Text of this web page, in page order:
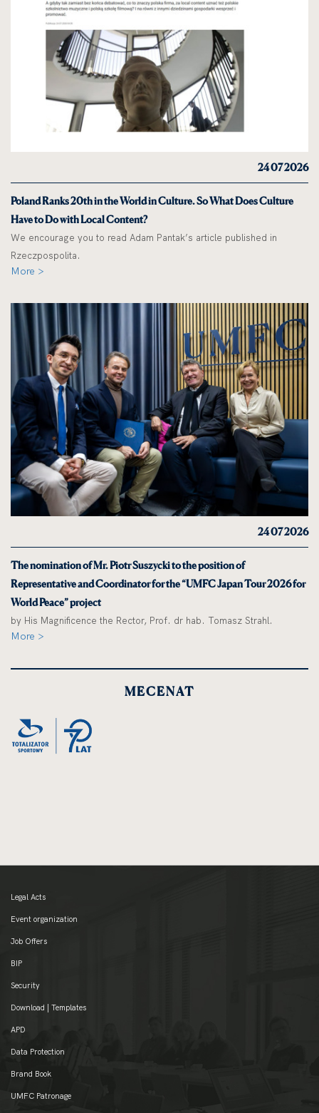
24 07 2026
Poland Ranks 20th in the World in Culture. So What Does Culture
Have to Do with Local Content?
We encourage you to read Adam Pantak’s article published in
Rzeczpospolita.
More >
24 07 2026
The nomination of Mr. Piotr Suszycki to the position of
Representative and Coordinator for the “UMFC Japan Tour 2026 for
World Peace” project
by His Magnificence the Rector, Prof. dr hab. Tomasz Strahl.
More >
MECENAT
Legal Acts
Event organization
Job Offers
BIP
Security
Download | Templates
APD
Data Protection
Brand Book
UMFC Patronage